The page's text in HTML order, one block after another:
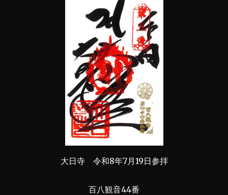
大日寺 令和8年7月19日参拝
百八観音44番